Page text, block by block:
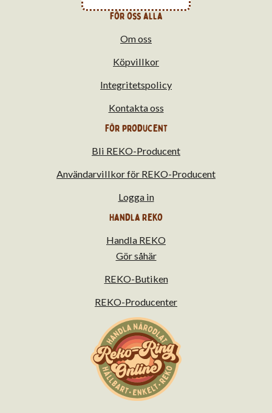
Handla Reko
Handla REKO
Gör såhär
REKO-Butiken
REKO-Producenter
För producent
Bli REKO-Producent
Användarvillkor för REKO-Producent
Logga in
för oss alla
Om oss
Köpvillkor
Integritetspolicy
Kontakta oss